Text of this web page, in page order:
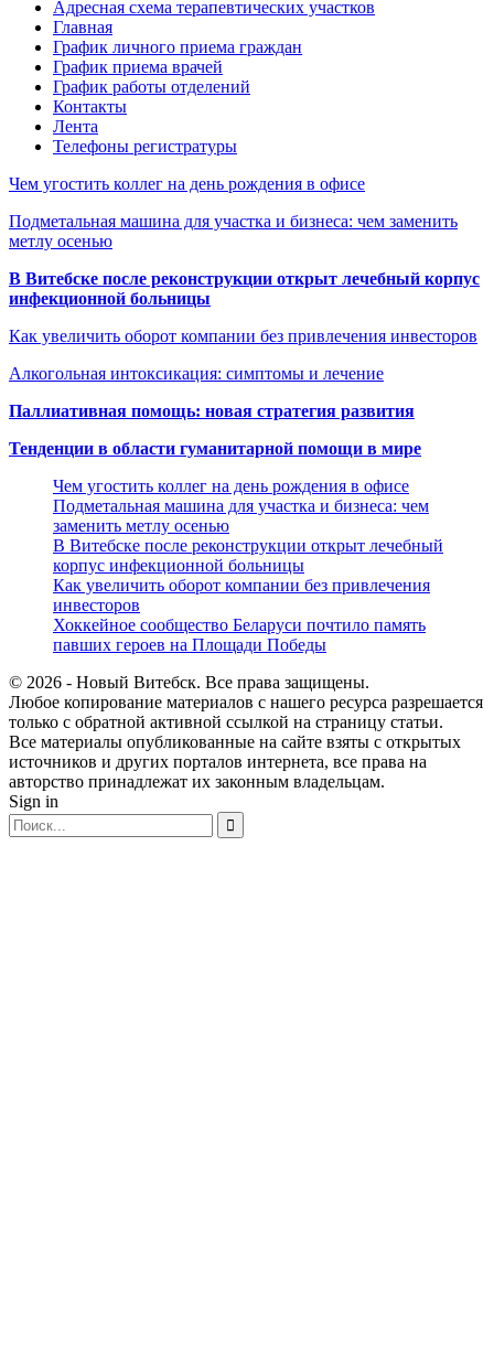
Адресная схема терапевтических участков
Главная
График личного приема граждан
График приема врачей
График работы отделений
Контакты
Лента
Телефоны регистратуры
Чем угостить коллег на день рождения в офисе
Подметальная машина для участка и бизнеса: чем заменить
метлу осенью
В Витебске после реконструкции открыт лечебный корпус
инфекционной больницы
Как увеличить оборот компании без привлечения инвесторов
Алкогольная интоксикация: симптомы и лечение
Паллиативная помощь: новая стратегия развития
Тенденции в области гуманитарной помощи в мире
Чем угостить коллег на день рождения в офисе
Подметальная машина для участка и бизнеса: чем
заменить метлу осенью
В Витебске после реконструкции открыт лечебный
корпус инфекционной больницы
Как увеличить оборот компании без привлечения
инвесторов
Хоккейное сообщество Беларуси почтило память
павших героев на Площади Победы
© 2026 - Новый Витебск. Все права защищены.
Любое копирование материалов с нашего ресурса разрешается
только с обратной активной ссылкой на страницу статьи.
Все материалы опубликованные на сайте взяты с открытых
источников и других порталов интернета, все права на
авторство принадлежат их законным владельцам.
Sign in